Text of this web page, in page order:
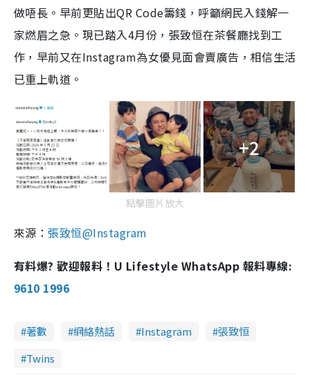
做唔長。早前更貼出QR Code籌錢，呼籲網民入錢解一
家燃眉之急。現已踏入4月份，張致恒在茶餐廳找到工
作，早前又在Instagram為女優見面會賣廣告，相信生活
已重上軌道。
+2
點擊圖片放大
來源：張致恒@Instagram
有料爆? 歡迎報料！U Lifestyle WhatsApp 報料專線:
9610 1996
著數 網絡熱話 Instagram
張致恒
Twins